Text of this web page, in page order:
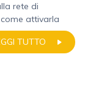
rete di
attivarla
TUTTO